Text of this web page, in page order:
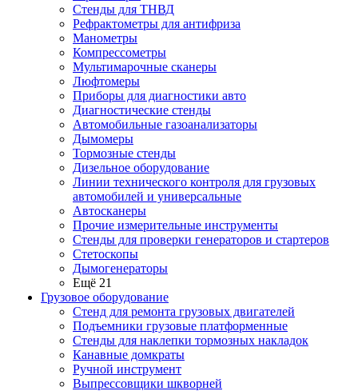
Стенды для ТНВД
Рефрактометры для антифриза
Манометры
Компрессометры
Мультимарочные сканеры
Люфтомеры
Приборы для диагностики авто
Диагностические стенды
Автомобильные газоанализаторы
Дымомеры
Тормозные стенды
Дизельное оборудование
Линии технического контроля для грузовых
автомобилей и универсальные
Автосканеры
Прочие измерительные инструменты
Стенды для проверки генераторов и стартеров
Стетоскопы
Дымогенераторы
Ещё 21
Грузовое оборудование
Стенд для ремонта грузовых двигателей
Подъемники грузовые платформенные
Стенды для наклепки тормозных накладок
Канавные домкраты
Ручной инструмент
Выпрессовщики шкворней